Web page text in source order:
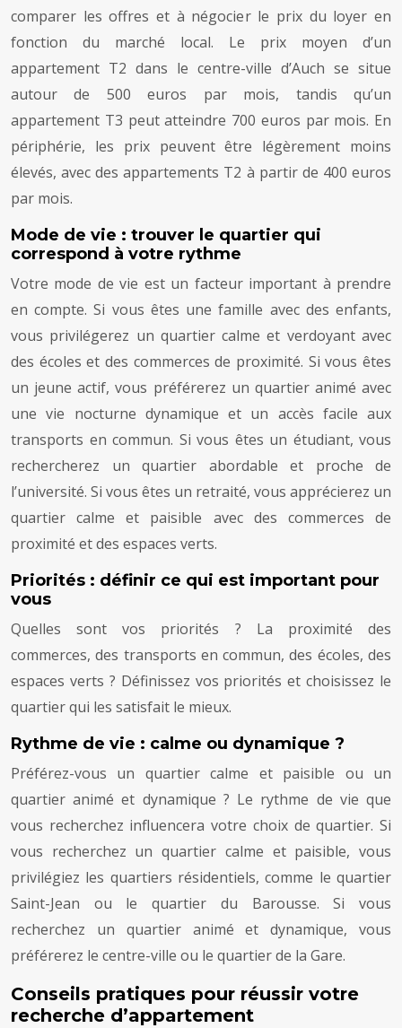
comparer les offres et à négocier le prix du loyer en
fonction du marché local. Le prix moyen d’un
appartement T2 dans le centre-ville d’Auch se situe
autour de 500 euros par mois, tandis qu’un
appartement T3 peut atteindre 700 euros par mois. En
périphérie, les prix peuvent être légèrement moins
élevés, avec des appartements T2 à partir de 400 euros
par mois.
Mode de vie : trouver le quartier qui
correspond à votre rythme
Votre mode de vie est un facteur important à prendre
en compte. Si vous êtes une famille avec des enfants,
vous privilégerez un quartier calme et verdoyant avec
des écoles et des commerces de proximité. Si vous êtes
un jeune actif, vous préférerez un quartier animé avec
une vie nocturne dynamique et un accès facile aux
transports en commun. Si vous êtes un étudiant, vous
rechercherez un quartier abordable et proche de
l’université. Si vous êtes un retraité, vous apprécierez un
quartier calme et paisible avec des commerces de
proximité et des espaces verts.
Priorités : définir ce qui est important pour
vous
Quelles sont vos priorités ? La proximité des
commerces, des transports en commun, des écoles, des
espaces verts ? Définissez vos priorités et choisissez le
quartier qui les satisfait le mieux.
Rythme de vie : calme ou dynamique ?
Préférez-vous un quartier calme et paisible ou un
quartier animé et dynamique ? Le rythme de vie que
vous recherchez influencera votre choix de quartier. Si
vous recherchez un quartier calme et paisible, vous
privilégiez les quartiers résidentiels, comme le quartier
Saint-Jean ou le quartier du Barousse. Si vous
recherchez un quartier animé et dynamique, vous
préférerez le centre-ville ou le quartier de la Gare.
Conseils pratiques pour réussir votre
recherche d’appartement